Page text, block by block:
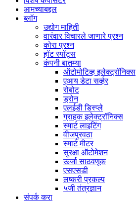
आमच्याबद्दल
ब्लॉग
उद्योग माहिती
वारंवार विचारले जाणारे प्रश्न
कोरा प्रश्न
हॉट स्पॉट्स
कंपनी बातम्या
ऑटोमोटिव्ह इलेक्ट्रॉनिक्स
एआय डेटा सर्व्हर
रोबोट
ड्रोन
एलईडी डिस्प्ले
ग्राहक इलेक्ट्रॉनिक्स
स्मार्ट लाइटिंग
वीजपुरवठा
स्मार्ट मीटर
सुरक्षा ऑटोमेशन
ऊर्जा साठवणूक
एसएसडी
लष्करी प्रकल्प
५जी तंत्रज्ञान
संपर्क करा